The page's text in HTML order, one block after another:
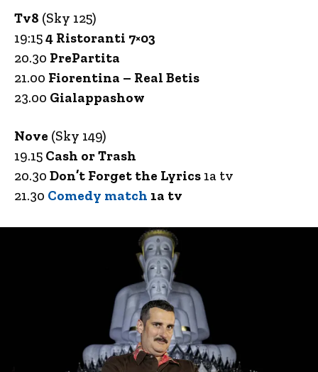
Tv8 (Sky 125)
19:154 Ristoranti 7×03
20.30 PrePartita
21.00 Fiorentina – Real Betis
23.00 Gialappashow
Nove (Sky 149)
19.15 Cash or Trash
20.30 Don’t Forget the Lyrics 1a tv
21.30 Comedy match 1a tv